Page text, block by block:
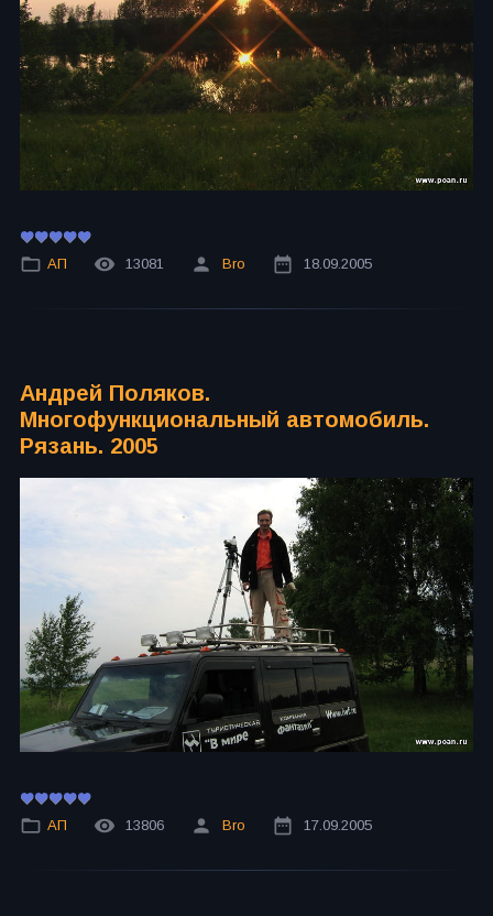
АП 13081 Bro 18.09.2005
Андрей Поляков.
Многофункциональный автомобиль.
Рязань. 2005
АП 13806 Bro 17.09.2005